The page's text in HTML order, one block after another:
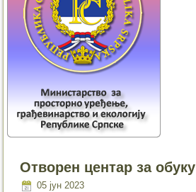
Отворен центар за обуку
05 јун 2023